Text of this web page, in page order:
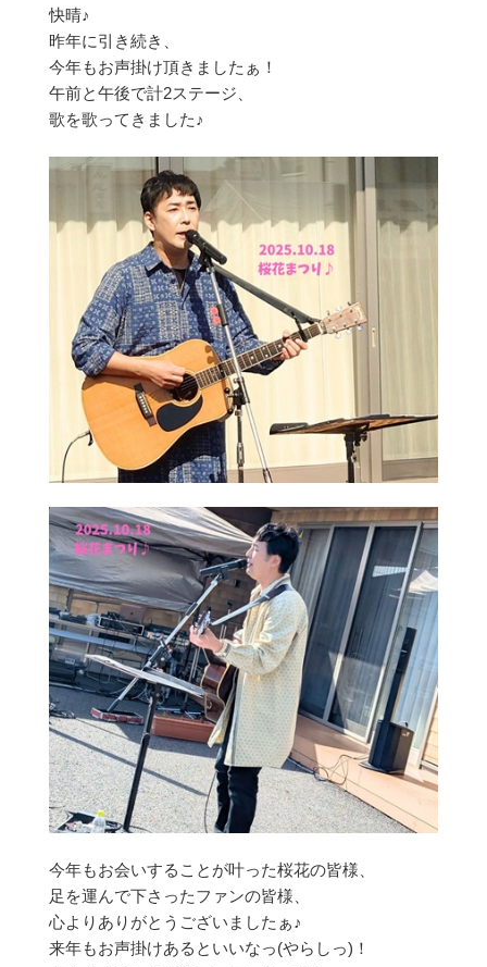
快晴♪
昨年に引き続き、
今年もお声掛け頂きましたぁ！
午前と午後で計2ステージ、
歌を歌ってきました♪
今年もお会いすることが叶った桜花の皆様、
足を運んで下さったファンの皆様、
心よりありがとうございましたぁ♪
来年もお声掛けあるといいなっ(やらしっ)！